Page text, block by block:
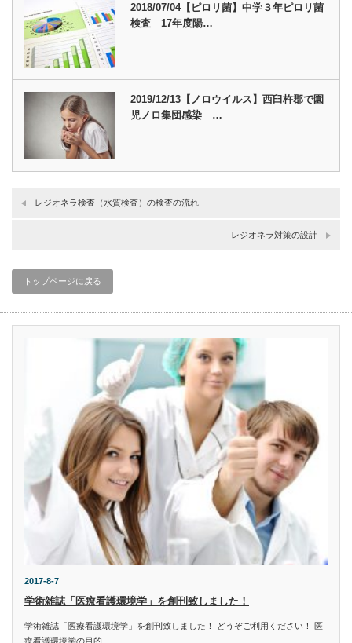
2018/07/04【ピロリ菌】中学３年ピロリ菌
検査 17年度陽…
2019/12/13【ノロウイルス】西臼杵郡で園
児ノロ集団感染 …
レジオネラ検査（水質検査）の検査の流れ
レジオネラ対策の設計
トップページに戻る
2017-8-7
学術雑誌「医療看護環境学」を創刊致しました！
学術雑誌「医療看護環境学」を創刊致しました！ どうぞご利用ください！ 医
療看護環境学の目的 …